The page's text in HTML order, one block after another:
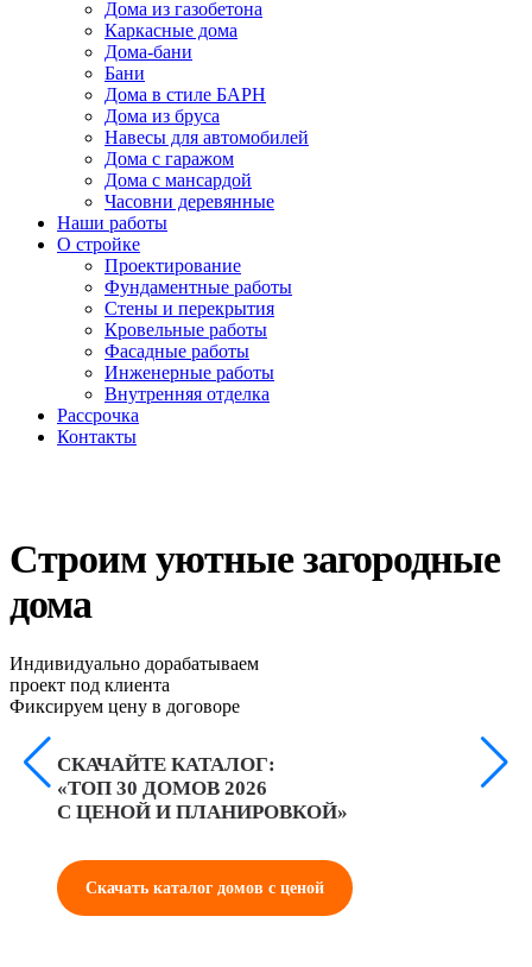
Дома из газобетона
Каркасные дома
Дома-бани
Бани
Дома в стиле БАРН
Дома из бруса
Навесы для автомобилей
Дома с гаражом
Дома с мансардой
Часовни деревянные
Наши работы
О стройке
Проектирование
Фундаментные работы
Стены и перекрытия
Кровельные работы
Фасадные работы
Инженерные работы
Внутренняя отделка
Рассрочка
Контакты
Строим уютные загородные
дома
Индивидуально дорабатываем
проект под клиента
Фиксируем цену в договоре
СКАЧАЙТЕ КАТАЛОГ:
«ТОП 30 ДОМОВ 2026
С ЦЕНОЙ И ПЛАНИРОВКОЙ»
Скачать каталог домов с ценой